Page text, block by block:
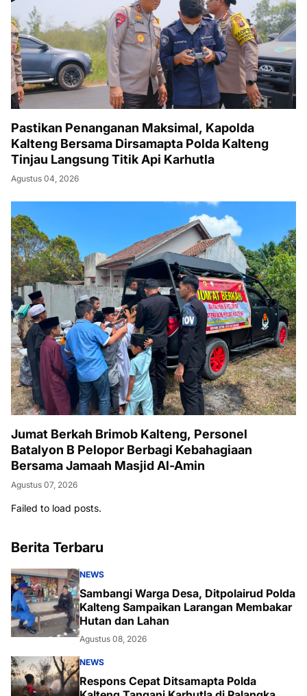
Pastikan Penanganan Maksimal, Kapolda
Kalteng Bersama Dirsamapta Polda Kalteng
Tinjau Langsung Titik Api Karhutla
Agustus 04, 2026
Jumat Berkah Brimob Kalteng, Personel
Batalyon B Pelopor Berbagi Kebahagiaan
Bersama Jamaah Masjid Al-Amin
Agustus 07, 2026
Failed to load posts.
Berita Terbaru
NEWS
Sambangi Warga Desa, Ditpolairud Polda
Kalteng Sampaikan Larangan Membakar
Hutan dan Lahan
Agustus 08, 2026
NEWS
Respons Cepat Ditsamapta Polda